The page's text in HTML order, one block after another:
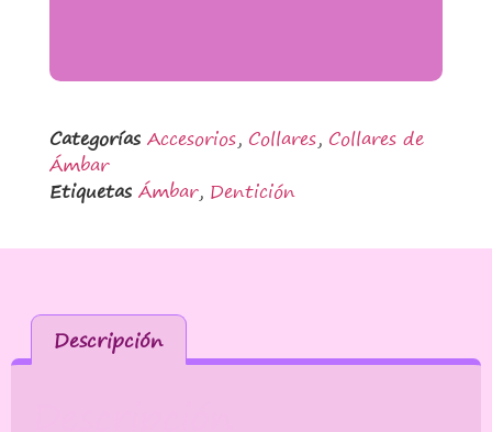
Categorías Accesorios, Collares, Collares de
Ámbar
Etiquetas Ámbar, Dentición
Descripción